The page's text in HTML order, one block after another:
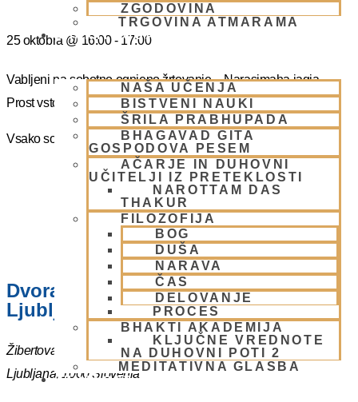
ZGODOVINA
TRGOVINA ATMARAMA
BHAKTI JOGA
NAŠA UČENJA
BISTVENI NAUKI
ŠRILA PRABHUPADA
BHAGAVAD GITA
GOSPODOVA PESEM
AČARJE IN DUHOVNI
UČITELJI IZ PRETEKLOSTI
NAROTTAM DAS
THAKUR
FILOZOFIJA
BOG
DUŠA
NARAVA
ČAS
DELOVANJE
PROCES
BHAKTI AKADEMIJA
KLJUČNE VREDNOTE
NA DUHOVNI POTI 2
MEDITATIVNA GLASBA
SKUPNOST
25 oktobra @ 16:00 - 17:00
Vabljeni na sobotno ognjeno žrtovanje – Narasimaha jagja.
Prost vstop.
Vsako soboto ob 16.00 do 17:00
Dvorana – Center Hare Krišna v
Ljubljani
Žibertova 27
Ljubljana, 1000 Slovenia